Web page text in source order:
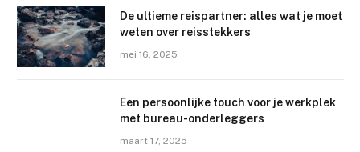
De ultieme reispartner: alles wat je moet
weten over reisstekkers
mei 16, 2025
Een persoonlijke touch voor je werkplek
met bureau-onderleggers
maart 17, 2025